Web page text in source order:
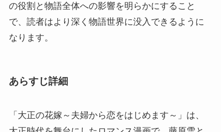
の役割と物語全体への影響を明らかにすること
で、読者はより深く物語世界に没入できるように
なります。
あらすじ詳細
「大正の花嫁～夫婦から恋をはじめます～」は、